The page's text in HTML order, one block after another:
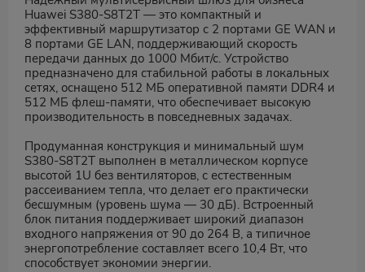
Huawei S380-S8T2T — это компактный и
эффективный маршрутизатор с 2 портами GE WAN и
8 портами GE LAN, поддерживающий скорость
передачи данных до 1000 Мбит/с. Устройство
предназначено для стабильной работы в локальных
сетях, оснащено 512 МБ оперативной памяти DDR4 и
512 МБ флеш-памяти, что обеспечивает высокую
производительность в повседневных задачах.
Продуманная конструкция и минимальный шум
S380-S8T2T выполнен в металлическом корпусе
высотой 1U без вентиляторов, с естественным
рассеиванием тепла, что делает его практически
бесшумным (уровень шума — 30 дБ). Встроенный
блок питания поддерживает широкий диапазон
входного напряжения от 90 до 264 В, а типичное
энергопотребление составляет всего 10,4 Вт, что
способствует экономии энергии.